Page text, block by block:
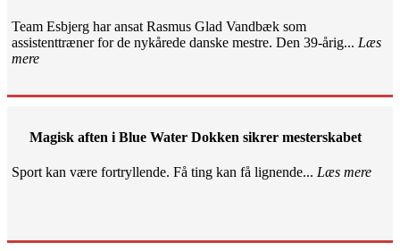
Team Esbjerg har ansat Rasmus Glad Vandbæk som
assistenttræner for de nykårede danske mestre. Den 39-årig... Læs
mere
Magisk aften i Blue Water Dokken sikrer mesterskabet
Sport kan være fortryllende. Få ting kan få lignende... Læs mere